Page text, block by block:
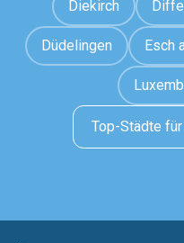
Diekirch
Düdelingen Esch
Top-Städte